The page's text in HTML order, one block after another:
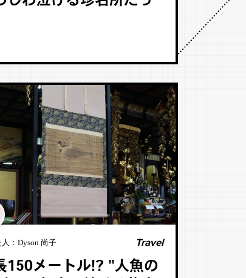
： Dyson 尚子 Travel
150メートル!? "人魚の